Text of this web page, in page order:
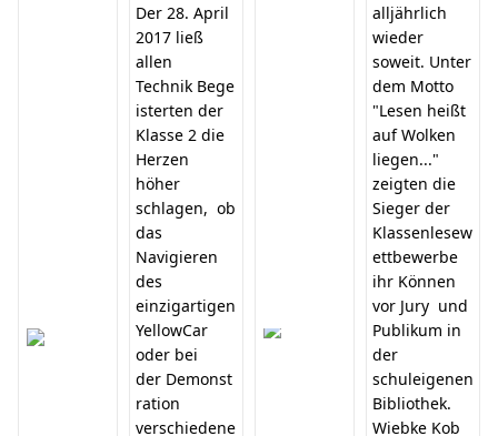
Der 28. April
2017 ließ
allen
Technik Bege
isterten der
Klasse 2 die
Herzen
höher
schlagen, ob
das
Navigieren
des
einzigartigen
YellowCar
oder bei
der Demonst
ration
verschiedene
alljährlich
wieder
soweit. Unter
dem Motto
"Lesen heißt
auf Wolken
liegen..."
zeigten die
Sieger der
Klassenlesew
ettbewerbe
ihr Können
vor Jury und
Publikum in
der
schuleigenen
Bibliothek.
Wiebke Kob